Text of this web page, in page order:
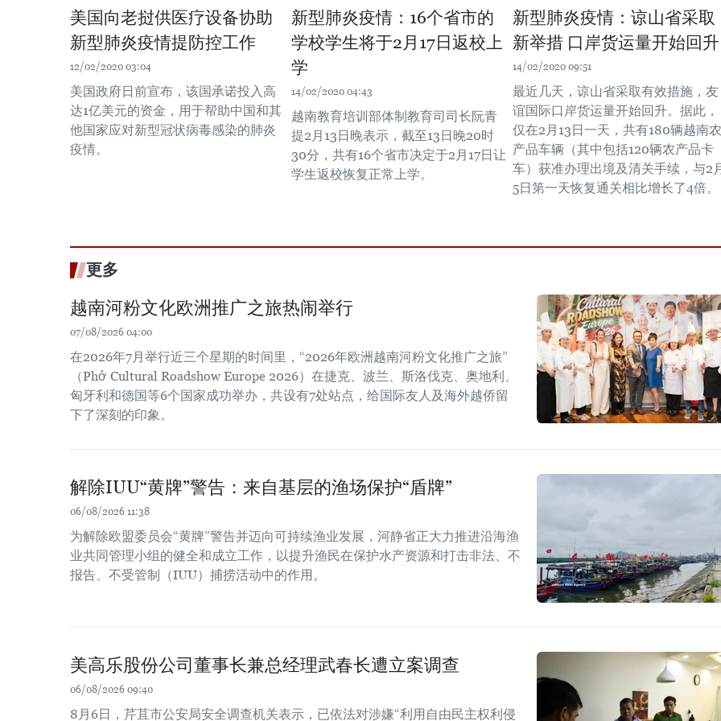
美国向老挝供医疗设备协助
新型肺炎疫情提防控工作
12/02/2020 03:04
美国政府日前宣布，该国承诺投入高
达1亿美元的资金，用于帮助中国和其
他国家应对新型冠状病毒感染的肺炎
疫情。
新型肺炎疫情：16个省市的
学校学生将于2月17日返校上
学
14/02/2020 04:43
越南教育培训部体制教育司司长阮青
提2月13日晚表示，截至13日晚20时
30分，共有16个省市决定于2月17日让
学生返校恢复正常上学。
新型肺炎疫情：谅山省采取
新举措 口岸货运量开始回升
14/02/2020 09:51
最近几天，谅山省采取有效措施，友
谊国际口岸货运量开始回升。据此，
仅在2月13日一天，共有180辆越南农
产品车辆（其中包括120辆农产品卡
车）获准办理出境及清关手续，与2
5日第一天恢复通关相比增长了4倍。
更多
越南河粉文化欧洲推广之旅热闹举行
07/08/2026 04:00
在2026年7月举行近三个星期的时间里，“2026年欧洲越南河粉文化推广之旅”
（Phở Cultural Roadshow Europe 2026）在捷克、波兰、斯洛伐克、奥地利、
匈牙利和德国等6个国家成功举办，共设有7处站点，给国际友人及海外越侨留
下了深刻的印象。
解除IUU“黄牌”警告：来自基层的渔场保护“盾牌”
06/08/2026 11:38
为解除欧盟委员会“黄牌”警告并迈向可持续渔业发展，河静省正大力推进沿海渔
业共同管理小组的健全和成立工作，以提升渔民在保护水产资源和打击非法、不
报告、不受管制（IUU）捕捞活动中的作用。
美高乐股份公司董事长兼总经理武春长遭立案调查
06/08/2026 09:40
8月6日，芹苴市公安局安全调查机关表示，已依法对涉嫌“利用自由民主权利侵